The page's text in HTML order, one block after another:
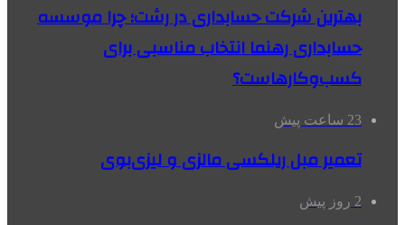
بهترین شرکت حسابداری در رشت؛ چرا موسسه
حسابداری رهنما انتخاب مناسبی برای
کسب‌وکارهاست؟
23 ساعت پیش
تعمیر مبل ریلکسی مالزی و لیزی‌بوی
2 روز پیش